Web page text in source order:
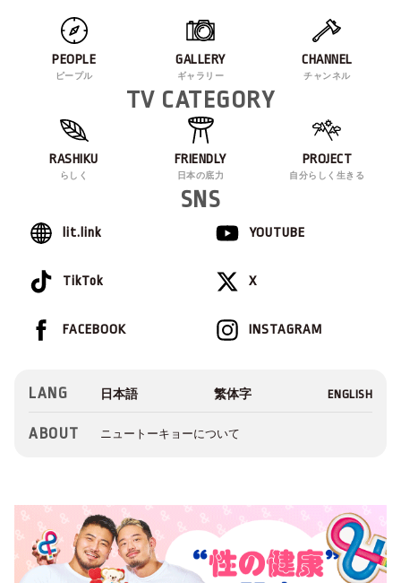
PEOPLE
ピープル
GALLERY
ギャラリー
CHANNEL
チャンネル
TV CATEGORY
RASHIKU
らしく
FRIENDLY
日本の底力
PROJECT
自分らしく生きる
SNS
lit.link YOUTUBE
TikTok X
INSTAGRAM
FACEBOOK
LANG
ABOUT ニュートーキョーについて